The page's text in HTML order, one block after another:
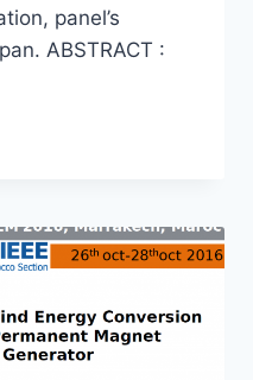
panel’s
ABSTRACT :